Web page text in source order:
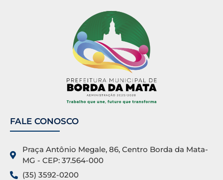
FALE CONOSCO
Praça Antônio Megale, 86, Centro Borda da Mata-
MG - CEP: 37.564-000
(35) 3592-0200